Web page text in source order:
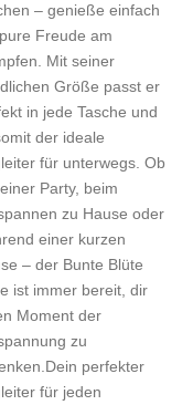
– genieße einfach
Freude am
Mit seiner
Größe passt er
in jede Tasche und
der ideale
für unterwegs. Ob
Party, beim
zu Hause oder
einer kurzen
– der Bunte Blüte
ist immer bereit, dir
Moment der
zu
perfekter
für jeden